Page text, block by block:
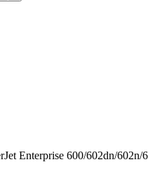
Enterprise 600/602dn/